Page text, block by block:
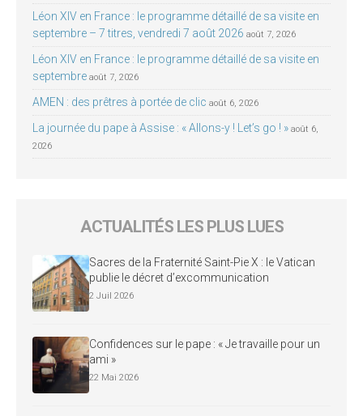
Léon XIV en France : le programme détaillé de sa visite en
septembre – 7 titres, vendredi 7 août 2026 août 7, 2026
Léon XIV en France : le programme détaillé de sa visite en
septembre août 7, 2026
AMEN : des prêtres à portée de clic août 6, 2026
La journée du pape à Assise : « Allons-y ! Let’s go ! » août 6,
2026
ACTUALITÉS LES PLUS LUES
Sacres de la Fraternité Saint-Pie X : le Vatican
publie le décret d’excommunication
2 Juil 2026
Confidences sur le pape : « Je travaille pour un
ami »
22 Mai 2026